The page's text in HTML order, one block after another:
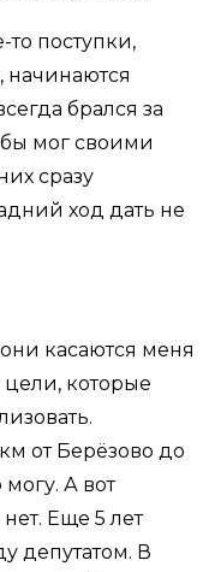
поступки,
начинаются
брался за
бы мог своими
сразу
ход дать не
касаются меня
которые
от Берёзово до
могу. А вот
Еще 5 лет
депутатом. В